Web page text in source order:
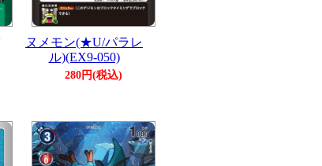
ヌメモン(★U/パラレ
ル)(EX9-050)
280円(税込)